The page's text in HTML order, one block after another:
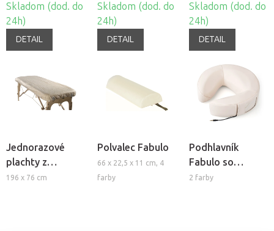
Skladom (dod. do
24h)
DETAIL
Skladom (dod. do
24h)
DETAIL
Skladom (dod. do
24h)
DETAIL
Jednorazové
plachty z
netkanej textílie
196 x 76 cm
Polvalec Fabulo
66 x 22,5 x 11 cm, 4
farby
Podhlavník
Fabulo so
zabudovaným
2 farby